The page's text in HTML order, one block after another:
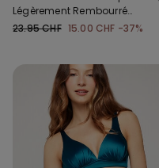
Légèrement Rembourré
Shiny Glam Bleu
23.95 CHF 15.00 CHF -37%